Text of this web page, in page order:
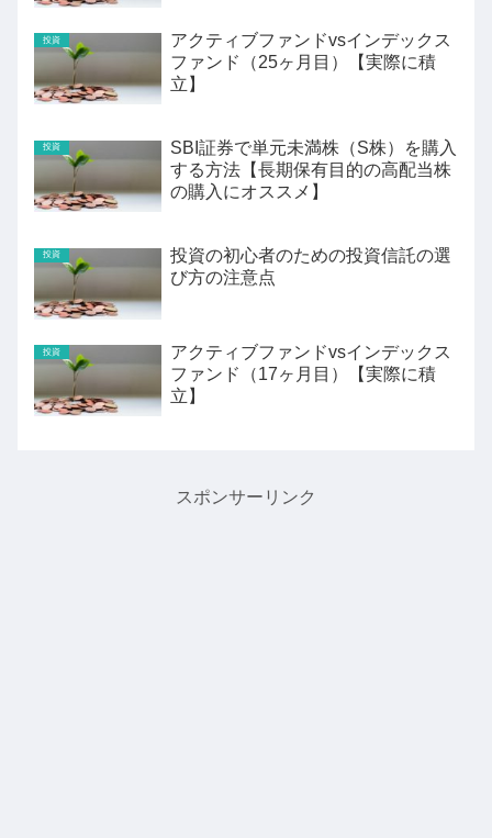
投資
アクティブファンドvsインデックス
ファンド（25ヶ月目）【実際に積
立】
投資
SBI証券で単元未満株（S株）を購入
する方法【長期保有目的の高配当株
の購入にオススメ】
投資
投資の初心者のための投資信託の選
び方の注意点
投資
アクティブファンドvsインデックス
ファンド（17ヶ月目）【実際に積
立】
スポンサーリンク